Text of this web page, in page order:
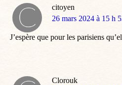
citoyen
dit
26 mars 2024 à 15 h
J’espère que pour les parisiens
Clorouk